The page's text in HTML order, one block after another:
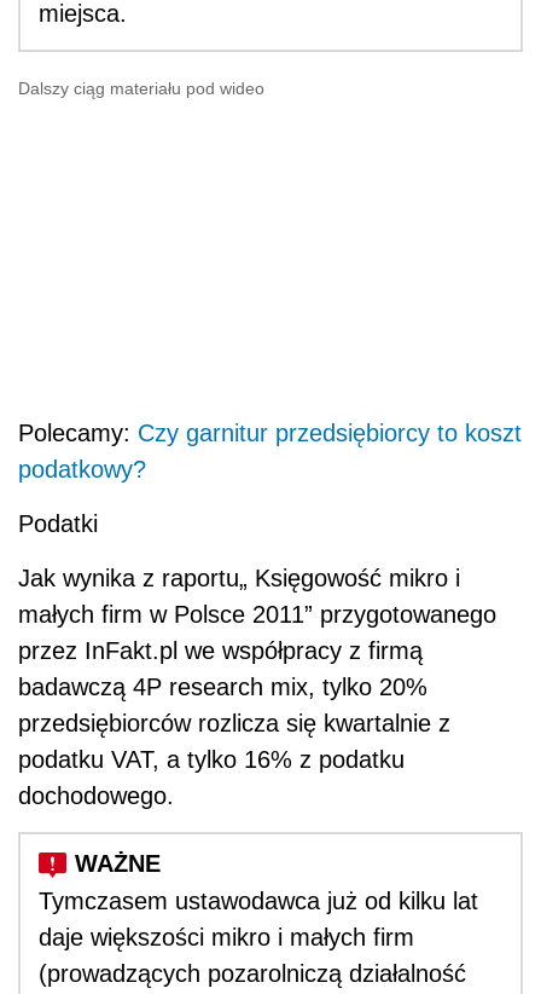
miejsca.
Dalszy ciąg materiału pod wideo
Polecamy: Czy garnitur przedsiębiorcy to koszt
podatkowy?
Podatki
Jak wynika z raportu„ Księgowość mikro i
małych firm w Polsce 2011” przygotowanego
przez InFakt.pl we współpracy z firmą
badawczą 4P research mix, tylko 20%
przedsiębiorców rozlicza się kwartalnie z
podatku VAT, a tylko 16% z podatku
dochodowego.
Tymczasem ustawodawca już od kilku lat
daje większości mikro i małych firm
(prowadzących pozarolniczą działalność